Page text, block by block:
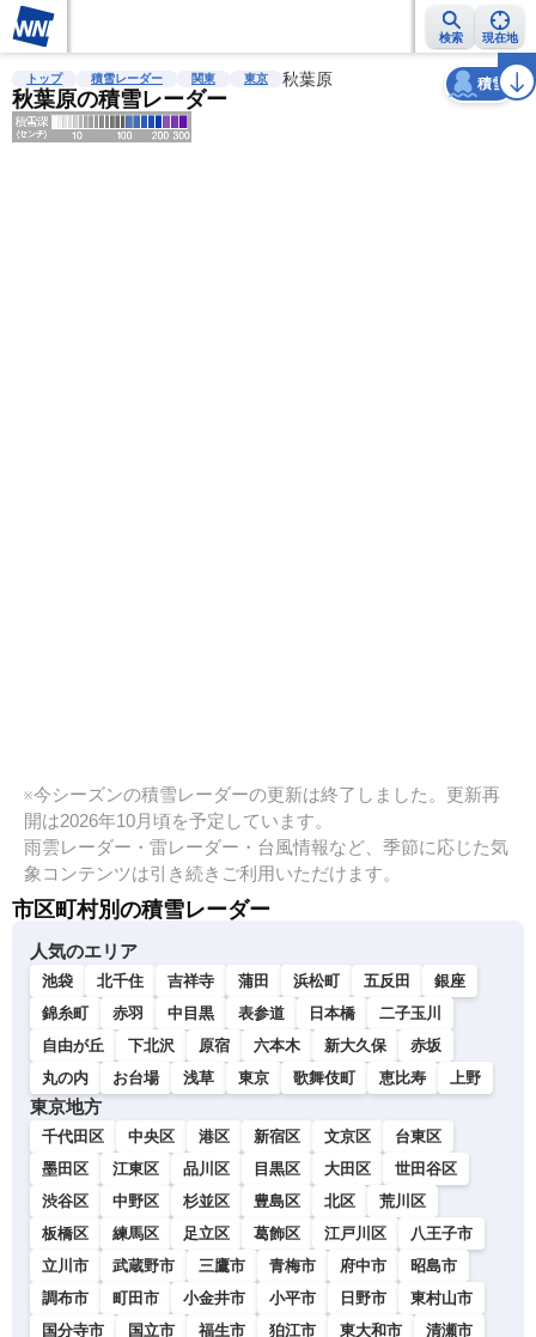
検索 現在地
雨雲レーダー 台風情報 地震情報 警報・注意報 2週間天気 ラ
トップ 積雪レーダー 関東 東京 秋葉原
秋葉原の積雪レーダー
積雪
天気 台風
※今シーズンの積雪レーダーの更新は終了しました。更新再
開は2026年10月頃を予定しています。
雨雲レーダー・雷レーダー・台風情報など、季節に応じた気
象コンテンツは引き続きご利用いただけます。
市区町村別の積雪レーダー
人気のエリア
池袋 北千住 吉祥寺 蒲田 浜松町 五反田
銀座
錦糸町
赤羽 中目黒 表参道 日本橋
二子玉川
自由が丘
下北沢 原宿 六本木 新大久保
赤坂
丸の内
お台場 浅草 東京 歌舞伎町 恵比寿 上野
東京地方
千代田区 中央区 港区 新宿区 文京区
台東区
墨田区
江東区 品川区 目黒区 大田区
世田谷区
渋谷区
中野区 杉並区 豊島区 北区
荒川区
板橋区
練馬区 足立区 葛飾区 江戸川区
八王子市
立川市
武蔵野市 三鷹市 青梅市 府中市
昭島市
調布市
町田市 小金井市 小平市 日野市
東村山市
国分寺市
国立市 福生市 狛江市 東大和市
清瀬市